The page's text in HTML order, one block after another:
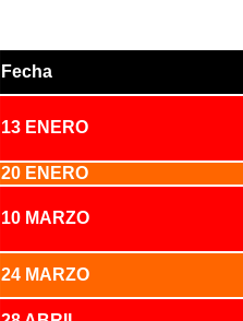
Fecha
13 ENERO
20 ENERO
10 MARZO
24 MARZO